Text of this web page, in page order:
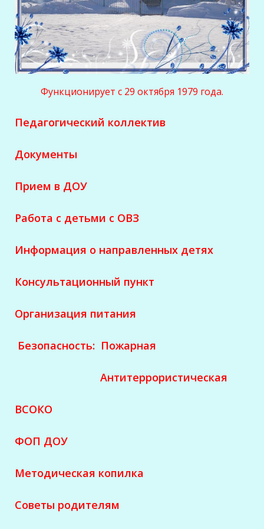
Функционирует с 29 октября 1979 года.
Педагогический коллектив
Документы
Прием в ДОУ
Работа с детьми с ОВЗ
Информация о направленных детях
Консультационный пункт
Организация питания
Безопасность: Пожарная
Антитеррористическая
ВСОКО
ФОП ДОУ
Методическая копилка
Советы родителям